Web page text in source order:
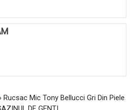
Rucsac Mic Tony Bellucci Gri Din Piele